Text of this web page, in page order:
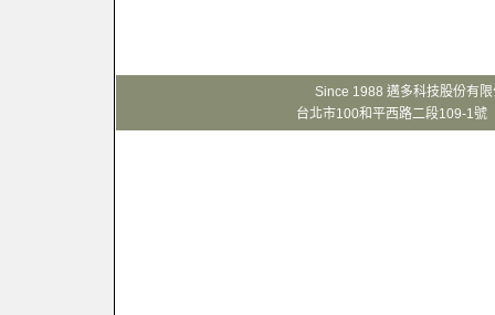
Since 1988 邁多科技股份
台北市100和平西路二段109-1號